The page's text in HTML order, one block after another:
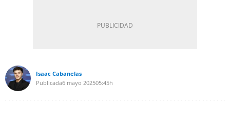
Isaac Cabanelas
Publicada6 mayo 202505:45h